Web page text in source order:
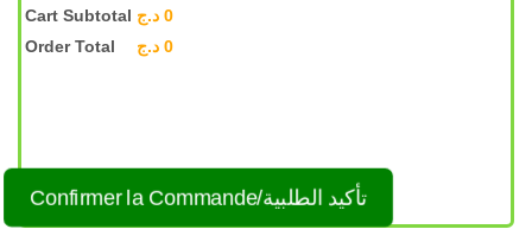
Cart Subtotal 0 د.ج
Order Total
0 د.ج
Confirmer la Commande/تأكيد الطلبية